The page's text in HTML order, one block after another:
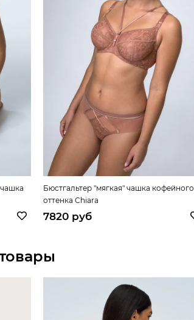
Бюстгальтер "мягкая" чашка кофейного
оттенка Chiara
7820 руб